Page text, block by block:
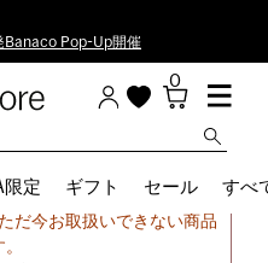
Banaco Pop-Up開催
0
限定 ギフト セール すべ
ません。
だ今お取扱いできない商品